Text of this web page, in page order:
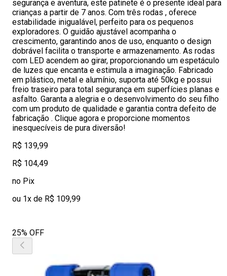
segurança e aventura, este patinete é o presente ideal para
crianças a partir de 7 anos. Com três rodas , oferece
estabilidade inigualável, perfeito para os pequenos
exploradores. O guidão ajustável acompanha o
crescimento, garantindo anos de uso, enquanto o design
dobrável facilita o transporte e armazenamento. As rodas
com LED acendem ao girar, proporcionando um espetáculo
de luzes que encanta e estimula a imaginação. Fabricado
em plástico, metal e alumínio, suporta até 50kg e possui
freio traseiro para total segurança em superfícies planas e
asfalto. Garanta a alegria e o desenvolvimento do seu filho
com um produto de qualidade e garantia contra defeito de
fabricação . Clique agora e proporcione momentos
inesquecíveis de pura diversão!
R$ 139,99
R$ 104,49
no Pix
ou 1x de R$ 109,99
25% OFF